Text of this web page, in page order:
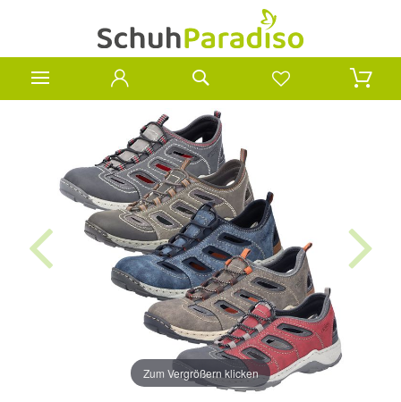
Zum Vergrößern klicken